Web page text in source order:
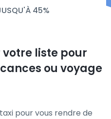
45%
liste pour
ou voyage
pour vous rendre de